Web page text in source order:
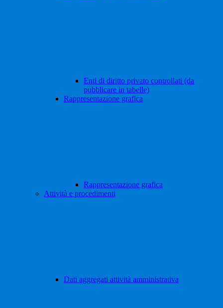
Enti di diritto privato controllati (da
pubblicare in tabelle)
Rappresentazione grafica
Rappresentazione grafica
Attività e procedimenti
Dati aggregati attività amministrativa